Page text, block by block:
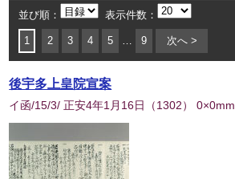
並び順： 表示件数：
1 2 3 4 5 … 9 次へ >
後宇多上皇院宣案
イ函/15/3/ 正安4年1月16日 （1302） 0×0mm